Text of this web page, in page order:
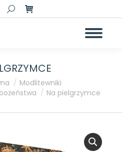
Szukaj:
Modlitewniki
Na pielgrzymce